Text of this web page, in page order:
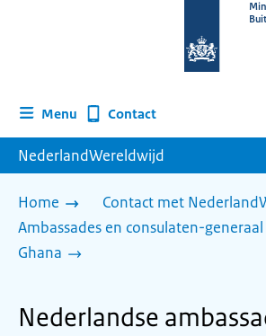
homepage
Menu Contact
NederlandWereldwijd
Home
Contact met
Ambassades en consulaten-generaal
Ghana
Nederlandse